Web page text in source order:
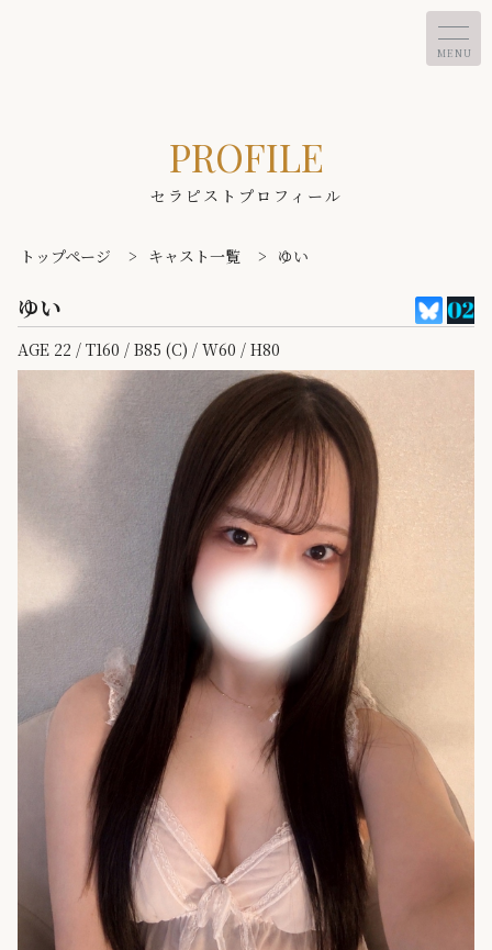
MENU
セラピストプロフィール
PROFILE
トップページ > キャスト一覧 > ゆい
ゆい
AGE 22 / T160 / B85 (C) / W60 / H80